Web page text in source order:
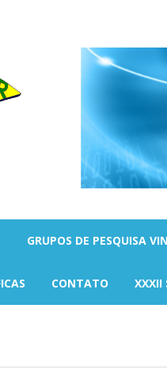
GRUPOS DE PESQUISA
CONTATO XXXII